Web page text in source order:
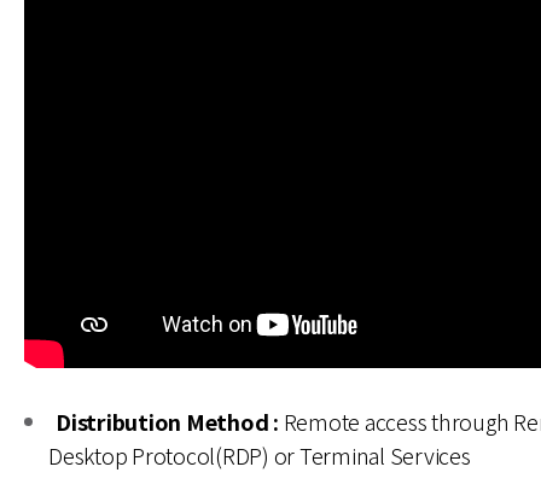
Distribution Method : Remote access through
Desktop Protocol(RDP) or Terminal Services